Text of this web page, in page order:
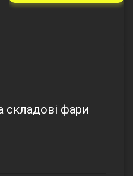
складові фари